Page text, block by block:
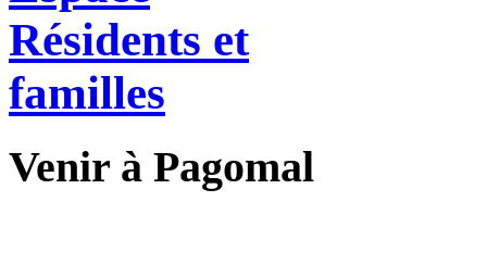
Résidents et
familles
Venir à Pagomal